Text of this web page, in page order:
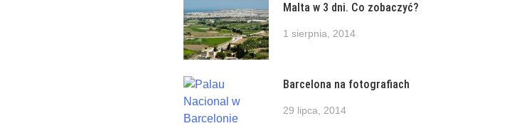
Malta w 3 dni. Co zobaczyć?
1 sierpnia, 2014
Barcelona na fotografiach
29 lipca, 2014